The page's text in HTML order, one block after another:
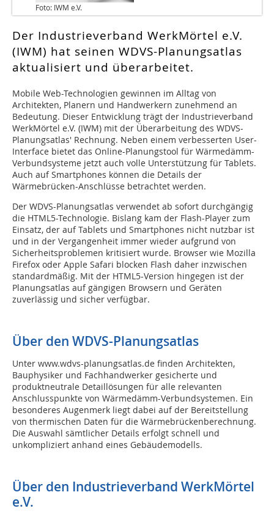
Foto: IWM e.V.
Der Industrieverband WerkMörtel e.V.
(IWM) hat seinen WDVS-Planungsatlas
aktualisiert und überarbeitet.
Mobile Web-Technologien gewinnen im Alltag von
Architekten, Planern und Handwerkern zunehmend an
Bedeutung. Dieser Entwicklung trägt der Industrieverband
WerkMörtel e.V. (IWM) mit der Überarbeitung des WDVS-
Planungsatlas' Rechnung. Neben einem verbesserten User-
Interface bietet das Online-Planungstool für Wärmedämm-
Verbundsysteme jetzt auch volle Unterstützung für Tablets.
Auch auf Smartphones können die Details der
Wärmebrücken-Anschlüsse betrachtet werden.
Der WDVS-Planungsatlas verwendet ab sofort durchgängig
die HTML5-Technologie. Bislang kam der Flash-Player zum
Einsatz, der auf Tablets und Smartphones nicht nutzbar ist
und in der Vergangenheit immer wieder aufgrund von
Sicherheitsproblemen kritisiert wurde. Browser wie Mozilla
Firefox oder Apple Safari blocken Flash daher inzwischen
standardmäßig. Mit der HTML5-Version hingegen ist der
Planungsatlas auf gängigen Browsern und Geräten
zuverlässig und sicher verfügbar.
Über den WDVS-Planungsatlas
Unter www.wdvs-planungsatlas.de finden Architekten,
Bauphysiker und Fachhandwerker gesicherte und
produktneutrale Detaillösungen für alle relevanten
Anschlusspunkte von Wärmedämm-Verbundsystemen. Ein
besonderes Augenmerk liegt dabei auf der Bereitstellung
von thermischen Daten für die Wärmebrückenberechnung.
Die Auswahl sämtlicher Details erfolgt schnell und
unkompliziert anhand eines Gebäudemodells.
Über den Industrieverband WerkMörtel
e.V.